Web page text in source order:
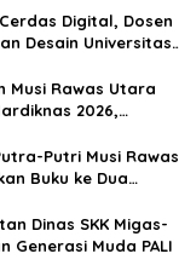
Digital, Dosen
Desain Universitas
Hate Speech di SMK
Musi Rawas Utara
2026,
Putri Musi Rawas
Buku ke Dua
Dinas SKK Migas-
Generasi Muda PALI